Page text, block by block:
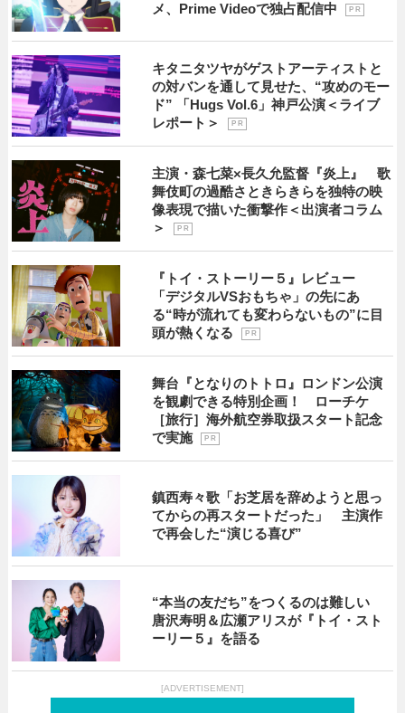
メ、Prime Videoで独占配信中
P R
キタニタツヤがゲストアーティストと
の対バンを通して見せた、“攻めのモー
ド” 「Hugs Vol.6」神戸公演＜ライブ
レポート＞
P R
主演・森七菜×長久允監督『炎上』 歌
舞伎町の過酷さときらきらを独特の映
像表現で描いた衝撃作＜出演者コラム
＞
P R
『トイ・ストーリー５』レビュー
「デジタルVSおもちゃ」の先にあ
る“時が流れても変わらないもの”に目
頭が熱くなる
P R
舞台『となりのトトロ』ロンドン公演
を観劇できる特別企画！ ローチケ
［旅行］海外航空券取扱スタート記念
で実施
P R
鎮西寿々歌「お芝居を辞めようと思っ
てからの再スタートだった」 主演作
で再会した“演じる喜び”
“本当の友だち”をつくるのは難しい
唐沢寿明＆広瀬アリスが『トイ・スト
ーリー５』を語る
[ADVERTISEMENT]